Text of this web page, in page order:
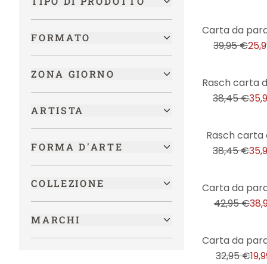
Fiori
Fiori & piante
Foreste ed alberi
Frutta & verdura
Gaming
Geometrico
Giungla
Laghi & Mari
LGBTQIA+
Mappamondi
Marittimo
FORMATO
ZONA GIORNO
ARTISTA
FORMA D'ARTE
COLLEZIONE
MARCHI
39,95 €
38,45 €
Rasch carta
38,45 €
42,95 €
32,95 €